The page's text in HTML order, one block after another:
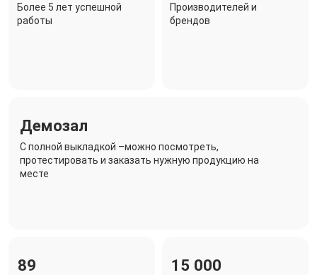
Более 5 лет успешной
работы
Производителей и
брендов
Демозал
C полной выкладкой –можно посмотреть,
протестировать и заказать нужную продукцию на
месте
89 15 000